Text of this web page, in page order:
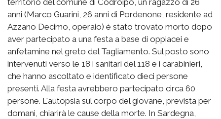
territorio del comune di Codroipo, un ragazzo di 26
anni (Marco Guarini, 26 anni di Pordenone, residente ad
Azzano Decimo, operaio) è stato trovato morto dopo
aver partecipato a una festa a base di oppiacei e
anfetamine nel greto del Tagliamento. Sul posto sono
intervenuti verso le 18 i sanitari del 118 e i carabinieri,
che hanno ascoltato e identificato dieci persone
presenti. Alla festa avrebbero partecipato circa 60
persone. L'autopsia sul corpo del giovane, prevista per
domani, chiarirà le cause della morte. In Sardegna,